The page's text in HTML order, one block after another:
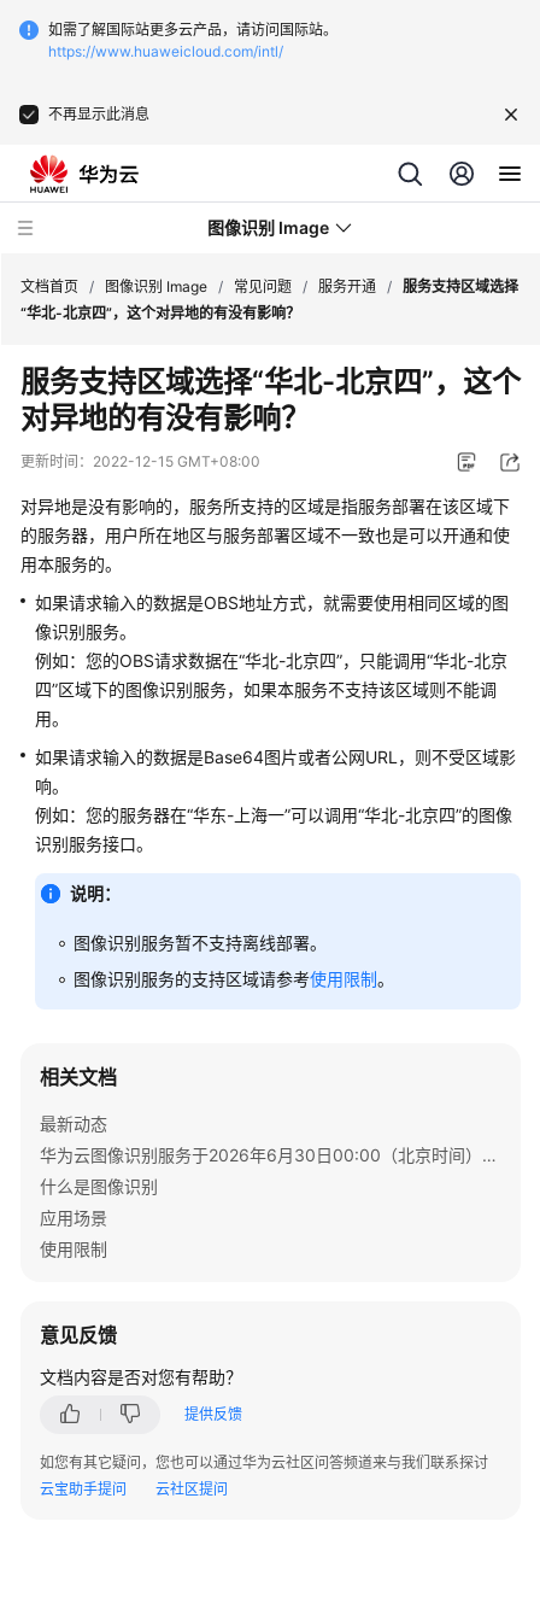
如需了解国际站更多云产品，请访问国际站。
https://www.huaweicloud.com/intl/
不再显示此消息
图像识别 Image
最
新
动
服
务
公
告
产
品
介
绍
快
速
入
门
用
南
参
考
SDK
考
常
题
服
务
通
文档首页 / 图像识别 Image / 常见问题 / 服务开通 / 服务支持区域选择
“华北-北京四”，这个对异地的有没有影响？
服务支持区域选择“华北-北京四”，这个
对异地的有没有影响？
更新时间： 2022-12-15 GMT+08:00
对异地是没有影响的，服务所支持的区域是指服务部署在该区域下
的服务器，用户所在地区与服务部署区域不一致也是可以开通和使
用本服务的。
如果请求输入的数据是OBS地址方式，就需要使用相同区域的图
像识别服务。
例如：您的OBS请求数据在“华北-北京四”，只能调用“华北-北京
四”区域下的图像识别服务，如果本服务不支持该区域则不能调
用。
如果请求输入的数据是Base64图片或者公网URL，则不受区域影
响。
例如：您的服务器在“华东-上海一”可以调用“华北-北京四”的图像
识别服务接口。
说明：
图像识别服务暂不支持离线部署。
图像识别服务的支持区域请参考使用限制。
相关文档
最新动态
华为云图像识别服务于2026年6月30日00:00（北京时间）停售通知
什么是图像识别
应用场景
使用限制
意见反馈
文档内容是否对您有帮助？
提供反馈
如您有其它疑问，您也可以通过华为云社区问答频道来与我们联系探讨
云宝助手提问
云社区提问